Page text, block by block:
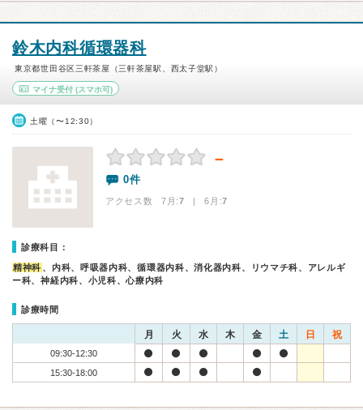
鈴木内科循環器科
東京都世田谷区三軒茶屋（三軒茶屋駅、西太子堂駅）
マイナ受付 (スマホ可)
土曜（〜12:30）
－
0件
アクセス数 7月:7 | 6月:7
診療科目：
精神科 、内科、呼吸器内科、循環器内科、消化器内科、リウマチ科、アレルギ
ー科、神経内科、小児科、心療内科
診療時間
月 火 水 木 金 土 日 祝
09:30-12:30
15:30-18:00